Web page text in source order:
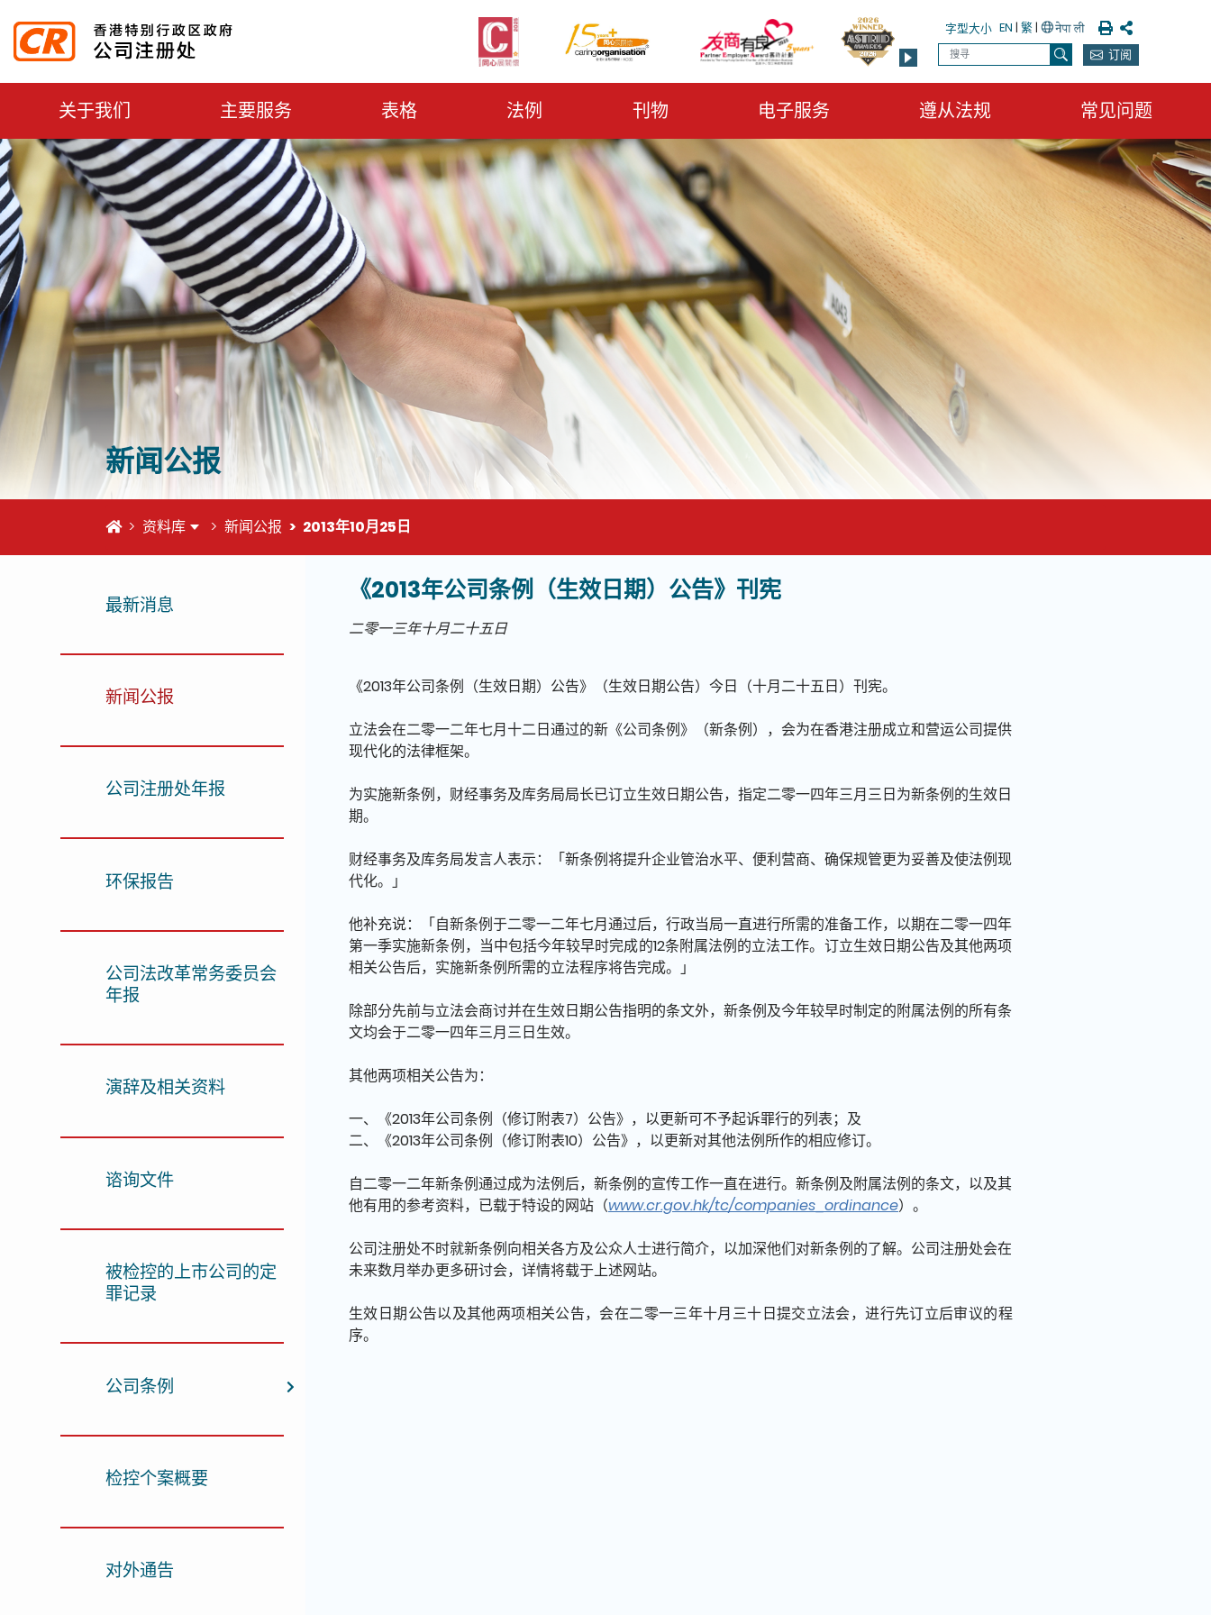
字型大小 EN | 繁| 列印 分享
搜寻
搜寻 订阅
关于我们 主要服务 表格 法例 刊物 电子服务 遵从法规 常见问题
新闻公报
首页资料库 新闻公报 2013年10月25日
最新消息
新闻公报
公司注册处年报
环保报告
公司法改革常务委员会
年报
演辞及相关资料
谘询文件
被检控的上市公司的定
罪记录
公司条例
检控个案概要
对外通告
这个页面的主要内容
《2013年公司条例（生效日期）公告》刊宪
二零一三年十月二十五日
《2013年公司条例（生效日期）公告》（生效日期公告）今日（十月二十五日）刊宪。
立法会在二零一二年七月十二日通过的新《公司条例》（新条例），会为在香港注册成立和营运公司提供
现代化的法律框架。
为实施新条例，财经事务及库务局局长已订立生效日期公告，指定二零一四年三月三日为新条例的生效日
期。
财经事务及库务局发言人表示：「新条例将提升企业管治水平、便利营商、确保规管更为妥善及使法例现
代化。」
他补充说：「自新条例于二零一二年七月通过后，行政当局一直进行所需的准备工作，以期在二零一四年
第一季实施新条例，当中包括今年较早时完成的12条附属法例的立法工作。订立生效日期公告及其他两项
相关公告后，实施新条例所需的立法程序将告完成。」
除部分先前与立法会商讨并在生效日期公告指明的条文外，新条例及今年较早时制定的附属法例的所有条
文均会于二零一四年三月三日生效。
其他两项相关公告为：
一、《2013年公司条例（修订附表7）公告》，以更新可不予起诉罪行的列表；及
二、《2013年公司条例（修订附表10）公告》，以更新对其他法例所作的相应修订。
自二零一二年新条例通过成为法例后，新条例的宣传工作一直在进行。新条例及附属法例的条文，以及其
他有用的参考资料，已载于特设的网站（www.cr.gov.hk/tc/companies_ordinance）。
公司注册处不时就新条例向相关各方及公众人士进行简介，以加深他们对新条例的了解。公司注册处会在
未来数月举办更多研讨会，详情将载于上述网站。
生效日期公告以及其他两项相关公告，会在二零一三年十月三十日提交立法会，进行先订立后审议的程
序。